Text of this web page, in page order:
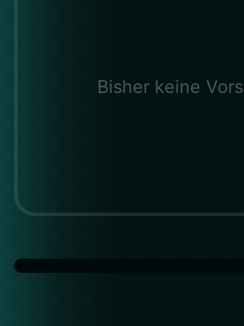
Bisher keine